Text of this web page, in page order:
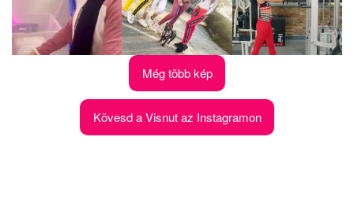
Még több kép
Kövesd a Visnut az Instagramon